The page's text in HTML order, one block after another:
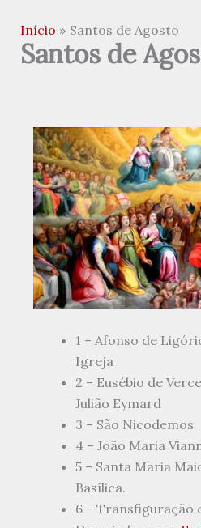
Início Santos de Agosto
Santos de
1 – Afonso de
Igreja
2 – Eusébio de
Julião Eymard
3 – São Nicodemos
4 – João Maria
5 – Santa Maria
Basílica.
6 – Transfiguração